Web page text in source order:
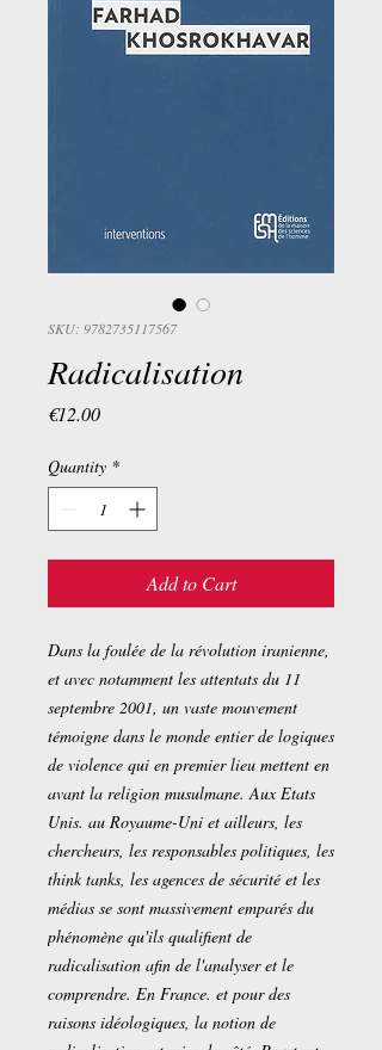
SKU: 9782735117567
Radicalisation
€12.00Price
Quantity *
Add to Cart
Dans la foulée de la révolution iranienne,
et avec notamment les attentats du 11
septembre 2001, un vaste mouvement
témoigne dans le monde entier de logiques
de violence qui en premier lieu mettent en
avant la religion musulmane. Aux Etats
Unis. au Royaume-Uni et ailleurs, les
chercheurs, les responsables politiques, les
think tanks, les agences de sécurité et les
médias se sont massivement emparés du
phénomène qu'ils qualifient de
radicalisation afin de l'analyser et le
comprendre. En France. et pour des
raisons idéologiques, la notion de